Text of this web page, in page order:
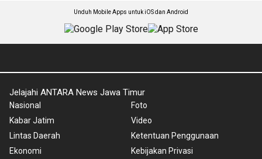
Unduh Mobile Apps untuk iOS dan Android
Jelajahi ANTARA News Jawa Timur
Nasional
Kabar Jatim
Lintas Daerah
Ekonomi
Foto
Video
Ketentuan Penggunaan
Kebijakan Privasi